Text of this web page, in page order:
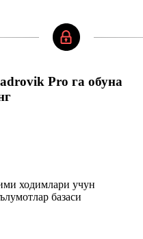
Pro га обуна
ходимлари учун
базаси